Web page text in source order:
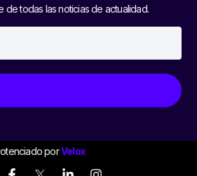
de todas las noticias de actualidad.
porVelox